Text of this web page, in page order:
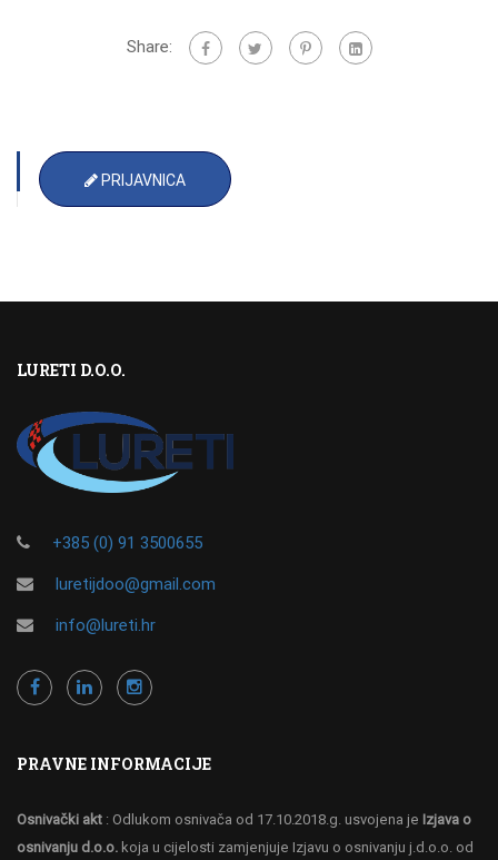
Share:
PRIJAVNICA
LURETI D.O.O.
+385 (0) 91 3500655
luretijdoo@gmail.com
info@lureti.hr
PRAVNE INFORMACIJE
Osnivački akt : Odlukom osnivača od 17.10.2018.g. usvojena je Izjava o
osnivanju d.o.o. koja u cijelosti zamjenjuje Izjavu o osnivanju j.d.o.o. od